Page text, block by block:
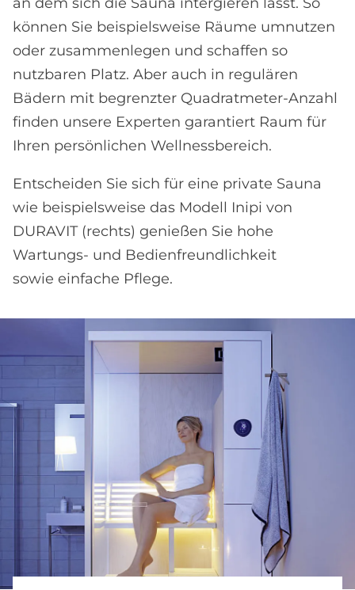
können Sie beispielsweise Räume umnutzen
oder zusammenlegen und schaffen so
nutzbaren Platz. Aber auch in regulären
Bädern mit begrenzter Quadratmeter-Anzahl
finden unsere Experten garantiert Raum für
Ihren persönlichen Wellnessbereich.
Entscheiden Sie sich für eine private Sauna
wie beispielsweise das Modell Inipi von
DURAVIT (rechts) genießen Sie hohe
Wartungs- und Bedienfreundlichkeit
sowie einfache Pflege.